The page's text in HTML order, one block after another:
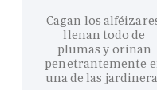
Cagan los
llenan todo de
plumas y orinan
penetrantemente
una de las